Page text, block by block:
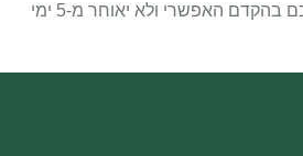
אנו נשתדל לטפל בפנייתכם בהקדם האפשרי ולא יאוחר מ-5 ימי